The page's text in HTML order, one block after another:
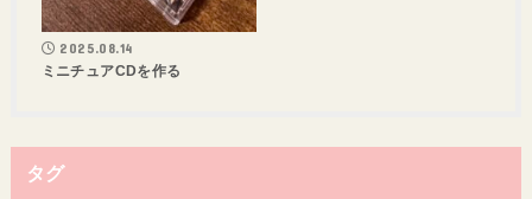
2025.08.14
ミニチュアCDを作る
タグ